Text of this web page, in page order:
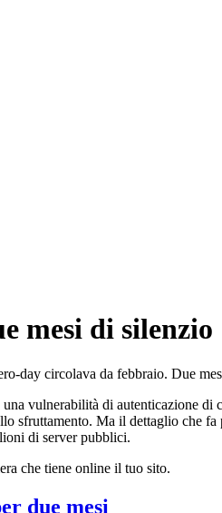
mesi di silenzio
day circolava da febbraio. Due
una vulnerabilità di autenticazione
sfruttamento. Ma il dettaglio che
di server pubblici.
che tiene online il tuo sito.
due mesi